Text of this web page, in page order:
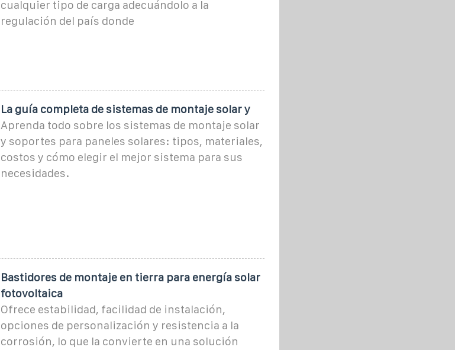
cualquier tipo de carga adecuándolo a la
regulación del país donde
La guía completa de sistemas de montaje solar y
Aprenda todo sobre los sistemas de montaje solar
y soportes para paneles solares: tipos, materiales,
costos y cómo elegir el mejor sistema para sus
necesidades.
Bastidores de montaje en tierra para energía solar
fotovoltaica
Ofrece estabilidad, facilidad de instalación,
opciones de personalización y resistencia a la
corrosión, lo que la convierte en una solución